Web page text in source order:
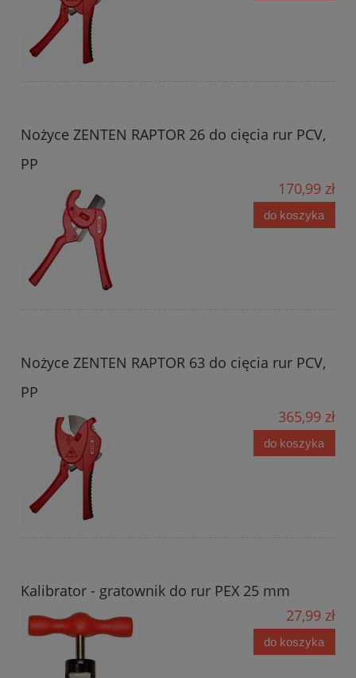
Nożyce ZENTEN RAPTOR 26 do cięcia rur PCV,
PP
170,99 zł
do koszyka
Nożyce ZENTEN RAPTOR 63 do cięcia rur PCV,
PP
365,99 zł
do koszyka
Kalibrator - gratownik do rur PEX 25 mm
27,99 zł
do koszyka